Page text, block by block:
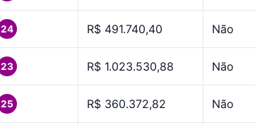
24 R$ 491.740,40 Não
23 R$ 1.023.530,88 Não
25 R$ 360.372,82 Não